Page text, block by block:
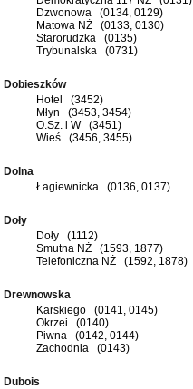
Dzwonowa (0134, 0129)
Matowa NŻ (0133, 0130)
Starorudzka (0135)
Trybunalska (0731)
Dobieszków
Hotel (3452)
Młyn (3453, 3454)
O.Sz. i W (3451)
Wieś (3456, 3455)
Dolna
Łagiewnicka (0136, 0137)
Doły
Doły (1112)
Smutna NŻ (1593, 1877)
Telefoniczna NŻ (1592, 1878)
Drewnowska
Karskiego (0141, 0145)
Okrzei (0140)
Piwna (0142, 0144)
Zachodnia (0143)
Dubois